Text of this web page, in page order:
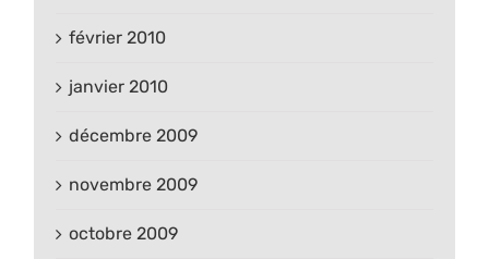
février 2010
janvier 2010
décembre 2009
novembre 2009
octobre 2009